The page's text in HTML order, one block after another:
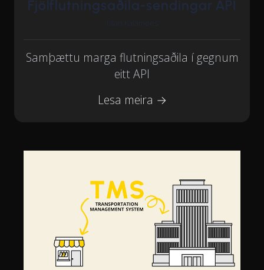
Fjölflutningsaðila-sendingar API
Ülari Kalamees
Samþættu marga flutningsaðila í gegnum
eitt API
Lesa meira →